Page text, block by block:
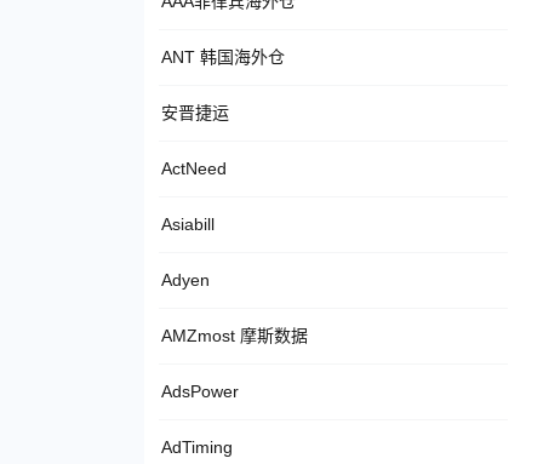
ANT 韩国海外仓
安晋捷运
ActNeed
Asiabill
Adyen
AMZmost 摩斯数据
AdsPower
AdTiming